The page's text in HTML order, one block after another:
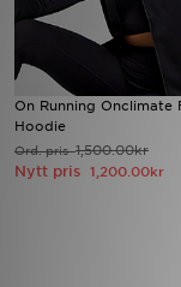
On Running Onclimate
Hoodie
Ord. pris1,500.00kr
Nytt pris 1,200.00kr
Sport
Fotboll
Ladda ner appen